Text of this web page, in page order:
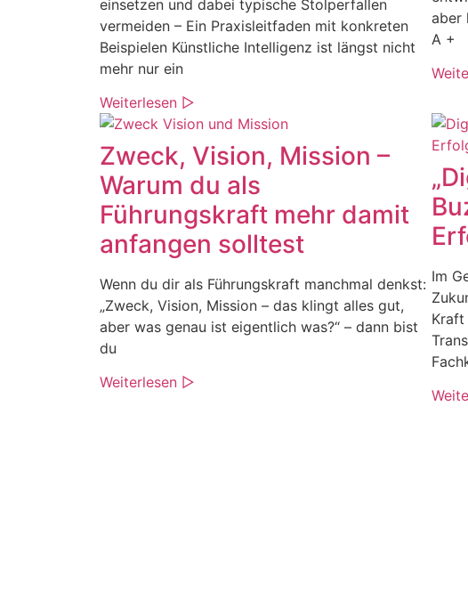
einsetzen und dabei typische Stolperfallen
vermeiden – Ein Praxisleitfaden mit konkreten
Beispielen Künstliche Intelligenz ist längst nicht
mehr nur ein
Weiterlesen ▷
aber
A +
Zweck, Vision, Mission –
Warum du als
Führungskraft mehr damit
anfangen solltest
Wenn du dir als Führungskraft manchmal denkst:
„Zweck, Vision, Mission – das klingt alles gut,
aber was genau ist eigentlich was?“ – dann bist
du
Weiterlesen ▷
Im